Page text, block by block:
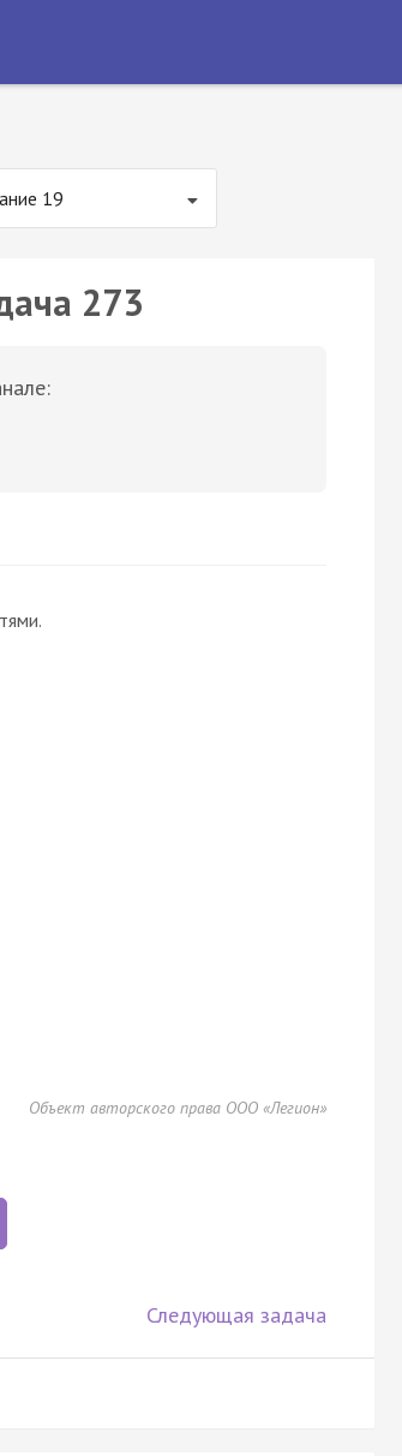
19
273
Объект авторского права ООО «Легион»
Следующая задача